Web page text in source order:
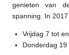
genieten van
spanning. In
Vrijdag 7 tot
Donderdag